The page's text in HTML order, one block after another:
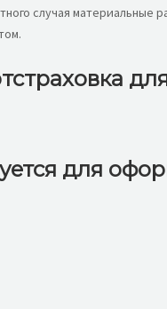
случая
для